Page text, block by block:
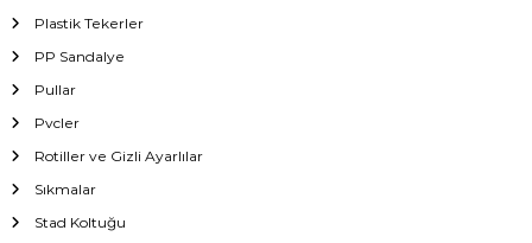
Plastik Tekerler
PP Sandalye
Pullar
Pvcler
Rotiller ve Gizli Ayarlılar
Sıkmalar
Stad Koltuğu